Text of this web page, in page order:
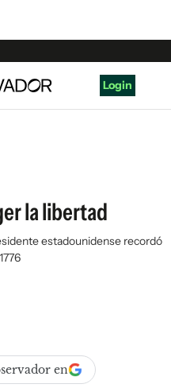
Login
la libertad
estadounidense recordó
en